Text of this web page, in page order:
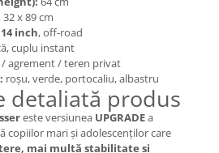
32 x 89 cm
14 inch, off-road
cuplu instant
agrement / teren privat
roșu, verde, portocaliu, albastru
detaliată produs
este versiunea UPGRADEa
copiilor mari și adolescenților care
mai multă stabilitate și